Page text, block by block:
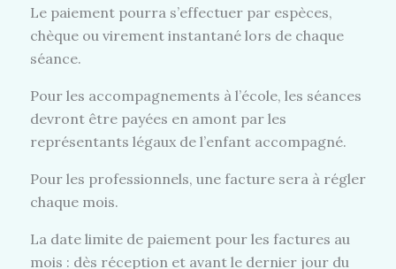
Le paiement pourra s’effectuer par espèces,
chèque ou virement instantané lors de chaque
séance.
Pour les accompagnements à l’école, les séances
devront être payées en amont par les
représentants légaux de l’enfant accompagné.
Pour les professionnels, une facture sera à régler
chaque mois.
La date limite de paiement pour les factures au
mois : dès réception et avant le dernier jour du